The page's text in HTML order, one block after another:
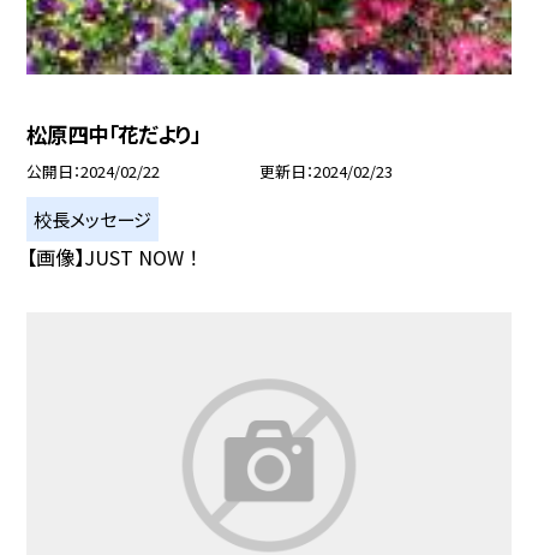
松原四中「花だより」
公開日 2024/02/22 更新日 2024/02/23
校長メッセージ
【画像】JUST NOW ！